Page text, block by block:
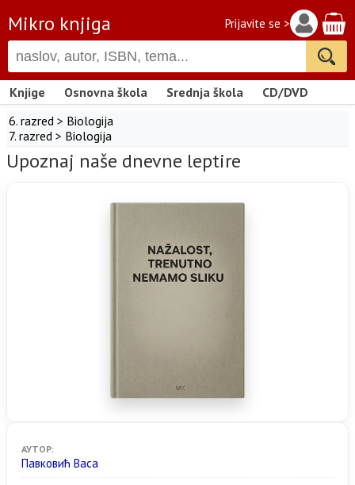
Mikro knjiga Prijavite se >
Knjige Osnovna škola Srednja škola
CD/DVD
6. razred > Biologija
7. razred > Biologija
Upoznaj naše dnevne leptire
АУТОР:
Павковић Васа